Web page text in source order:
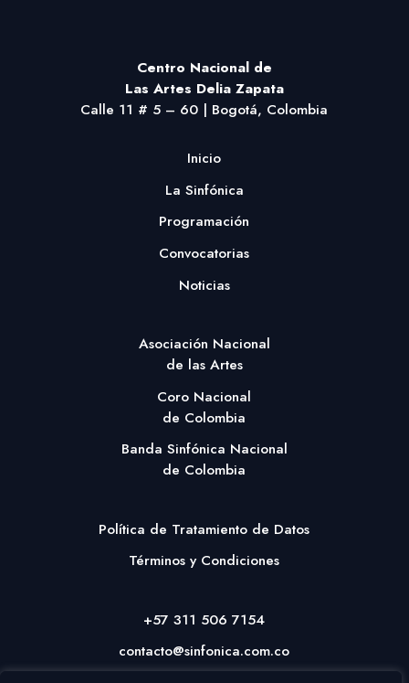
Centro Nacional de
Las Artes Delia Zapata
Calle 11 # 5 – 60 | Bogotá, Colombia
Inicio
La Sinfónica
Programación
Convocatorias
Noticias
Asociación Nacional
de las Artes
Coro Nacional
de Colombia
Banda Sinfónica Nacional
de Colombia
Política de Tratamiento de Datos
Términos y Condiciones
+57 311 506 7154
contacto@sinfonica.com.co